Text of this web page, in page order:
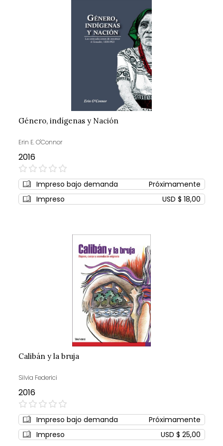
Género, indígenas y Nación
Erin E. O'Connor
2016
0%
Impreso bajo demanda
Próximamente
Impreso
USD $ 18,00
Calibán y la bruja
Silvia Federici
2016
0%
Impreso bajo demanda
Próximamente
Impreso
USD $ 25,00